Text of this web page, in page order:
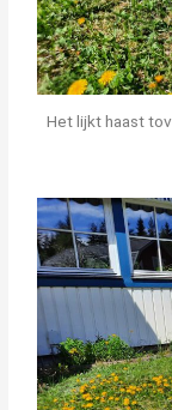
Het lijkt haast